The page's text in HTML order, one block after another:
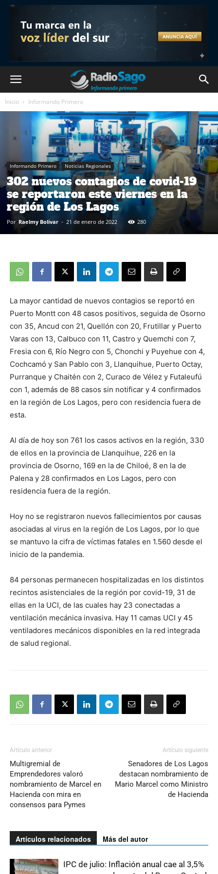
Inicio Informando Primero
Informando Primero Noticias Regionales
302 nuevos contagios de covid-19
se reportaron este viernes en la
región de Los Lagos
Por Raelmy Bolivar - 21 de enero de 2022 280
La mayor cantidad de nuevos contagios se reportó en
Puerto Montt con 48 casos positivos, seguida de Osorno
con 35, Ancud con 21, Quellón con 20, Frutillar y Puerto
Varas con 13, Calbuco con 11, Castro y Quemchi con 7,
Fresia con 6, Río Negro con 5, Chonchi y Puyehue con 4,
Cochcamó y San Pablo con 3, Llanquihue, Puerto Octay,
Purranque y Chaitén con 2, Curaco de Vélez y Futaleufú
con 1, además de 88 casos sin notificar y 4 confirmados
en la región de Los Lagos, pero con residencia fuera de
esta.
Al día de hoy son 761 los casos activos en la región, 330
de ellos en la provincia de Llanquihue, 226 en la
provincia de Osorno, 169 en la de Chiloé, 8 en la de
Palena y 28 confirmados en Los Lagos, pero con
residencia fuera de la región.
Hoy no se registraron nuevos fallecimientos por causas
asociadas al virus en la región de Los Lagos, por lo que
se mantuvo la cifra de víctimas fatales en 1.560 desde el
inicio de la pandemia.
84 personas permanecen hospitalizadas en los distintos
recintos asistenciales de la región por covid-19, 31 de
ellas en la UCI, de las cuales hay 23 conectadas a
ventilación mecánica invasiva. Hay 11 camas UCI y 45
ventiladores mecánicos disponibles en la red integrada
de salud regional.
Artículo anterior
Multigremial de
Emprendedores valoró
nombramiento de Marcel en
Hacienda con mira en
consensos para Pymes
Artículo siguiente
Senadores de Los Lagos
destacan nombramiento de
Mario Marcel como Ministro
de Hacienda
Artículos relacionados Más del autor
IPC de julio: Inflación anual cae al 3,5%